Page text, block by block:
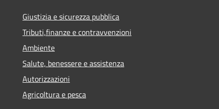
Giustizia e sicurezza pubblica
Tributi,finanze e contravvenzioni
Ambiente
Salute, benessere e assistenza
Autorizzazioni
Agricoltura e pesca